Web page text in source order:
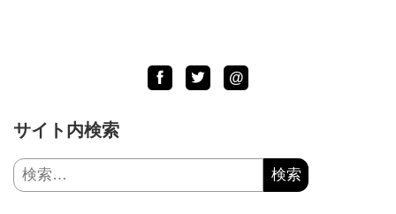
Facebook
TwitterLINE
@
サイト内検索
検
索: